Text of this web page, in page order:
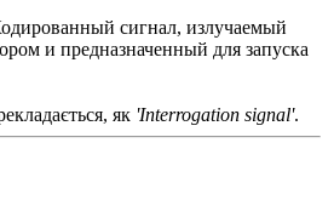
сигнал, излучаемый
и предназначенный для запуска
як 'Interrogation signal'.